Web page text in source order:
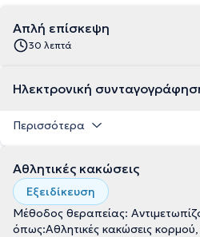
Απλή επίσκεψη
30 λεπτά
Ηλεκτρονική
Περισσότερα
Αθλητικές κακώσεις
Εξειδίκευση
Μέθοδος θεραπείας:
όπως:Aθλητικές κακώσεις